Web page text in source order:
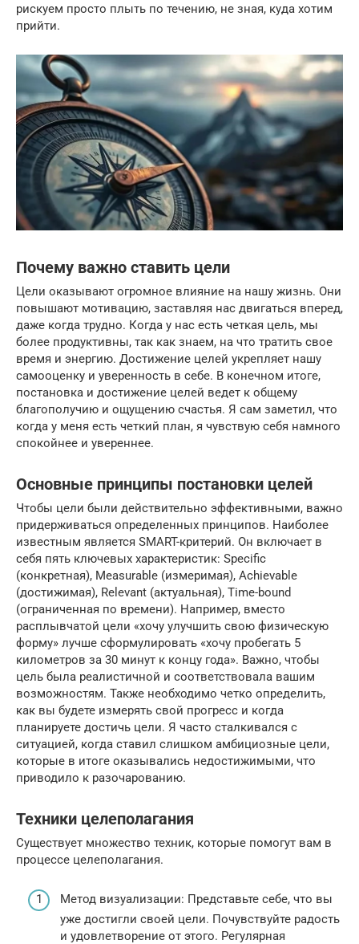
рискуем просто плыть по течению, не зная, куда хотим
прийти.
Почему важно ставить цели
Цели оказывают огромное влияние на нашу жизнь. Они
повышают мотивацию, заставляя нас двигаться вперед,
даже когда трудно. Когда у нас есть четкая цель, мы
более продуктивны, так как знаем, на что тратить свое
время и энергию. Достижение целей укрепляет нашу
самооценку и уверенность в себе. В конечном итоге,
постановка и достижение целей ведет к общему
благополучию и ощущению счастья. Я сам заметил, что
когда у меня есть четкий план, я чувствую себя намного
спокойнее и увереннее.
Основные принципы постановки целей
Чтобы цели были действительно эффективными, важно
придерживаться определенных принципов. Наиболее
известным является SMART-критерий. Он включает в
себя пять ключевых характеристик: Specific
(конкретная), Measurable (измеримая), Achievable
(достижимая), Relevant (актуальная), Time-bound
(ограниченная по времени). Например, вместо
расплывчатой цели «хочу улучшить свою физическую
форму» лучше сформулировать «хочу пробегать 5
километров за 30 минут к концу года». Важно, чтобы
цель была реалистичной и соответствовала вашим
возможностям. Также необходимо четко определить,
как вы будете измерять свой прогресс и когда
планируете достичь цели. Я часто сталкивался с
ситуацией, когда ставил слишком амбициозные цели,
которые в итоге оказывались недостижимыми, что
приводило к разочарованию.
Техники целеполагания
Существует множество техник, которые помогут вам в
процессе целеполагания.
Метод визуализации: Представьте себе, что вы
уже достигли своей цели. Почувствуйте радость
и удовлетворение от этого. Регулярная